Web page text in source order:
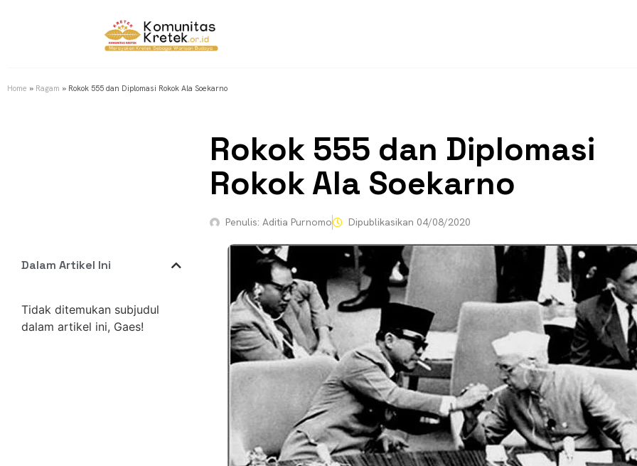
Home » Ragam » Rokok 555 dan Diplomasi Rokok Ala Soekarno
Rokok 555 dan Diplomasi
Rokok Ala Soekarno
Penulis: Aditia Purnomo Dipublikasikan 04/08/2020
Dalam Artikel Ini
Tidak ditemukan subjudul
dalam artikel ini, Gaes!